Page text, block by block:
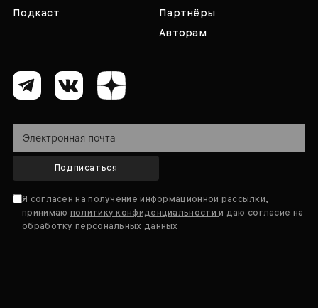
Подкаст
Партнёры
Авторам
Подписаться
Я согласен на получение информационной рассылки,
принимаю политику конфиденциальностии даю согласие на
обработку персональных данных